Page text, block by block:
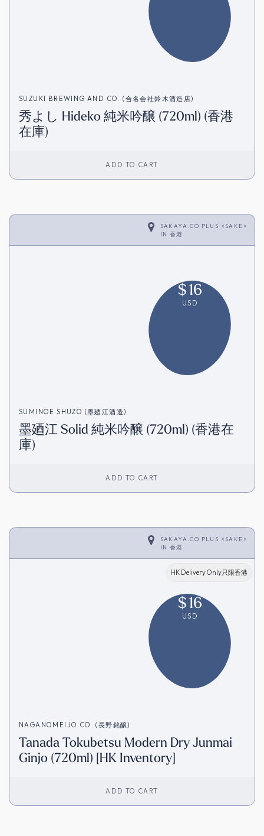
SUZUKI BREWING AND CO. (合名会社鈴木酒造店)
秀よし Hideko 純米吟醸 (720ml) (香港
在庫)
ADD TO CART
SAKAYA.CO PLUS <SAKE>
IN 香港
$16
USD
SUMINOE SHUZO (墨廼江酒造)
墨廼江 Solid 純米吟醸 (720ml) (香港在
庫)
ADD TO CART
SAKAYA.CO PLUS <SAKE>
IN 香港
HK Delivery Only只限香港
$16
USD
NAGANOMEIJO CO. (長野銘醸)
Tanada Tokubetsu Modern Dry Junmai
Ginjo (720ml) [HK Inventory]
ADD TO CART